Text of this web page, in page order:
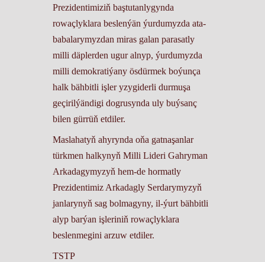
Prezidentimiziň baştutanlygynda
rowaçlyklara beslenýän ýurdumyzda ata-
babalarymyzdan miras galan parasatly
milli däplerden ugur alnyp, ýurdumyzda
milli demokratiýany ösdürmek boýunça
halk bähbitli işler yzygiderli durmuşa
geçirilýändigi dogrusynda uly buýsanç
bilen gürrüň etdiler.
Maslahatyň ahyrynda oňa gatnaşanlar
türkmen halkynyň Milli Lideri Gahryman
Arkadagymyzyň hem-de hormatly
Prezidentimiz Arkadagly Serdarymyzyň
janlarynyň sag bolmagyny, il-ýurt bähbitli
alyp barýan işleriniň rowaçlyklara
beslenmegini arzuw etdiler.
TSTP